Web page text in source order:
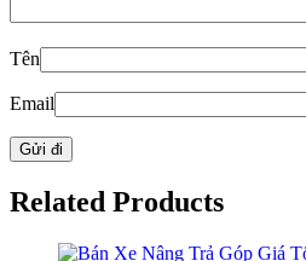
Tên
Email
Related Products